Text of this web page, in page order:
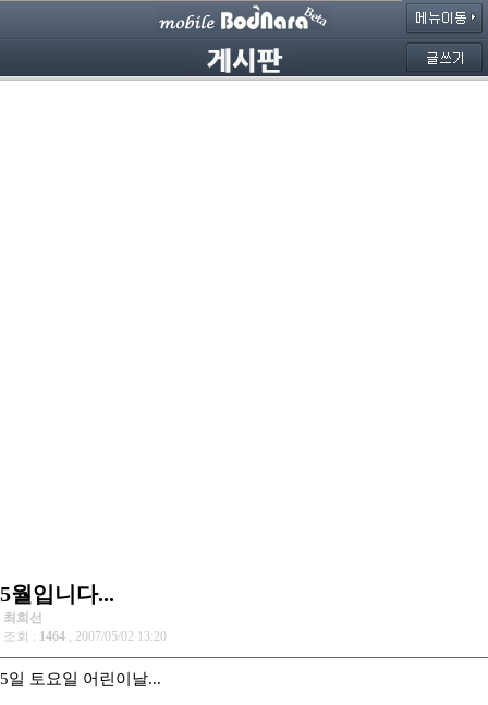
5월입니다...
최희선
조회 : 1464 , 2007/05/02 13:20
5일 토요일 어린이날...